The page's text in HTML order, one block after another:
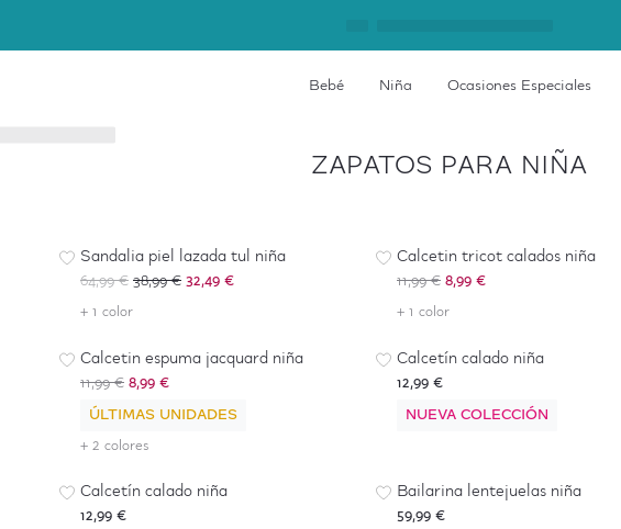
Bebé Niña Ocasiones Especiales
ZAPATOS PARA NIÑA
Sandalia piel lazada tul niña
64,99 €38,99 €32,49 €
+ 1 color
Calcetin tricot calados niña
11,99 €8,99 €
+ 1 color
-25%
Calcetin espuma jacquard niña
11,99 €8,99 €
ÚLTIMAS UNIDADES
+ 2 colores
Calcetín calado niña
12,99 €
NUEVA COLECCIÓN
Calcetín calado niña
12,99 €
Bailarina lentejuelas niña
59,99 €